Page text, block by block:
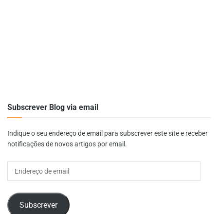
Subscrever Blog via email
Indique o seu endereço de email para subscrever este site e receber
notificações de novos artigos por email.
Subscrever